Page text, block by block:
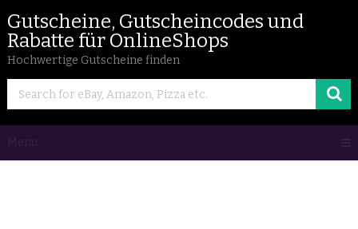
Gutscheine, Gutscheincodes und
Rabatte für OnlineShops
Hochwertige Gutscheine finden
Menu